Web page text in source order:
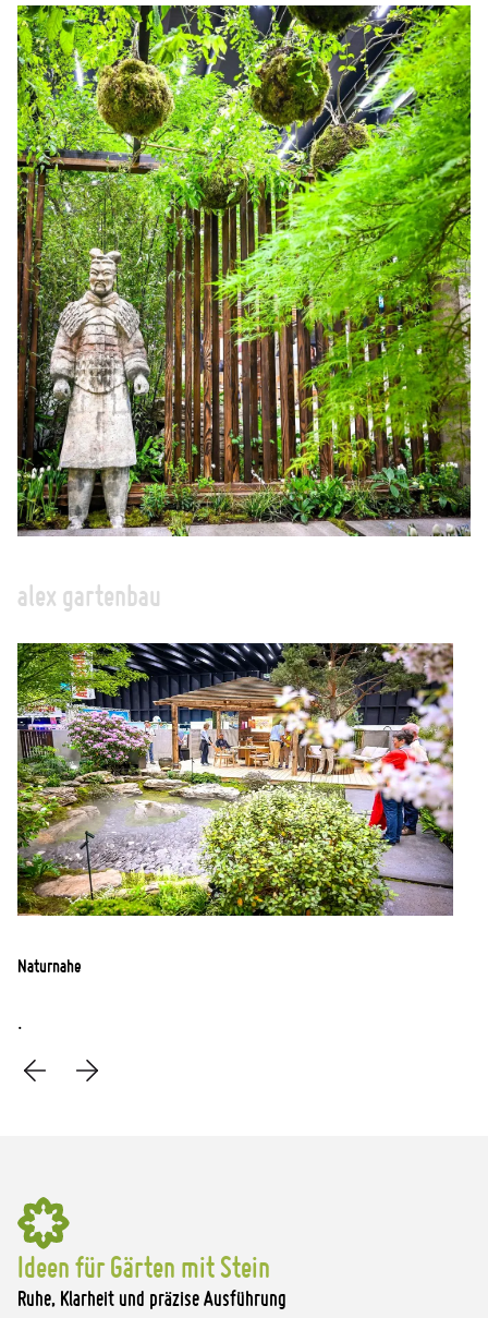
alex gartenbau
Naturnahe
.
Ideen für Gärten mit Stein
Ruhe, Klarheit und präzise Ausführung